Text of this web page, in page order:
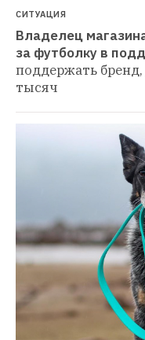
СИТУАЦИЯ
Владелец
за футболку в
поддержать бренд,
тысяч